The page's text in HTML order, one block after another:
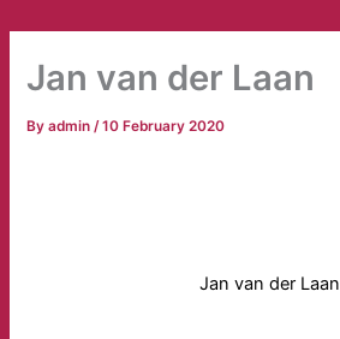
Jan van der Laan
Byadmin/10 February 2020
Jan van der Laan